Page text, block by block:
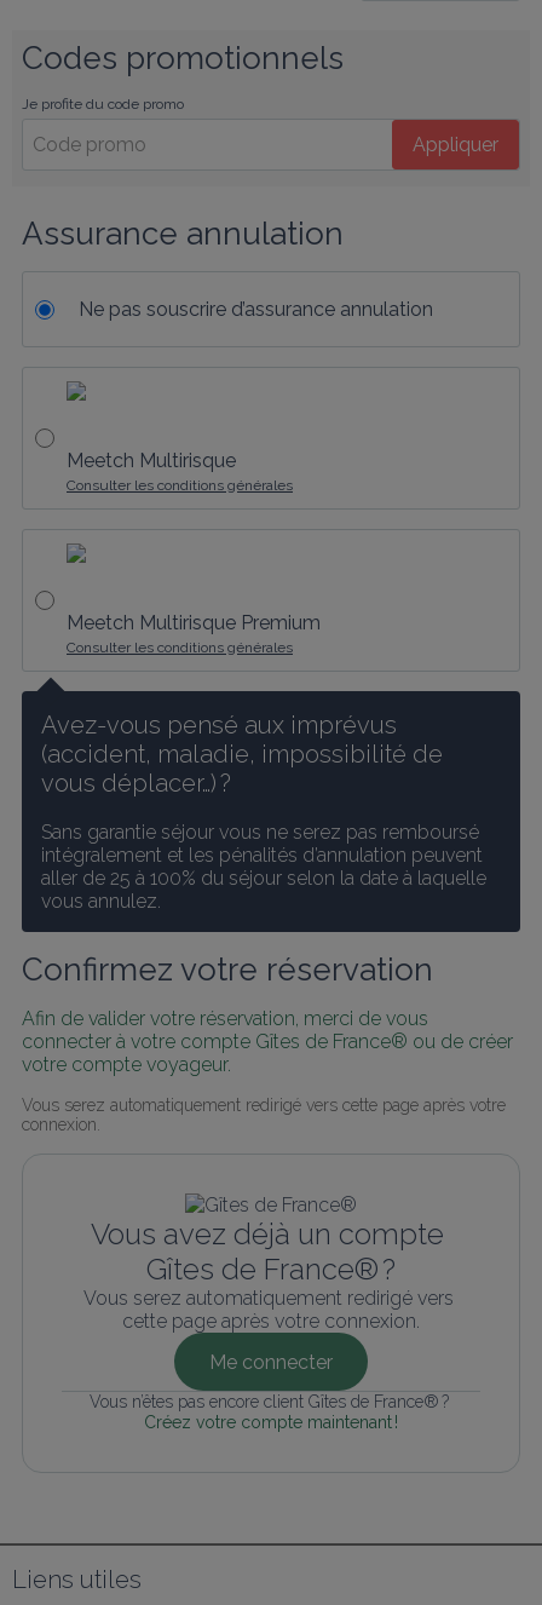
Codes promotionnels
Je profite du code promo
Appliquer
Assurance annulation
Ne pas souscrire d’assurance annulation
Meetch Multirisque
Consulter les conditions générales
Meetch Multirisque Premium
Consulter les conditions générales
Avez-vous pensé aux imprévus
(accident, maladie, impossibilité de
vous déplacer…) ?
Sans garantie séjour vous ne serez pas remboursé
intégralement et les pénalités d’annulation peuvent
aller de 25 à 100% du séjour selon la date à laquelle
vous annulez.
Confirmez votre réservation
Afin de valider votre réservation, merci de vous
connecter à votre compte Gîtes de France® ou de créer
votre compte voyageur.
Vous serez automatiquement redirigé vers cette page après votre
connexion.
Vous avez déjà un compte
Gîtes de France® ?
Vous serez automatiquement redirigé vers
cette page après votre connexion.
Me connecter
Vous n’êtes pas encore client Gîtes de France® ?
Créez votre compte maintenant !
Liens utiles